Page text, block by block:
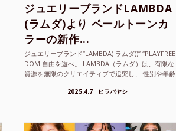
ジュエリーブランドLAMBDA
(ラムダ)より ペールトーンカ
ラーの新作...
ジュエリーブランド“LAMBDA( ラムダ))” “PLAYFREE
DOM 自由を遊べ。 LAMBDA（ラムダ）は、有限な
資源を無限のクリエイティブで追究し、 性別や年齢
2025.4.7 ヒラバヤシ